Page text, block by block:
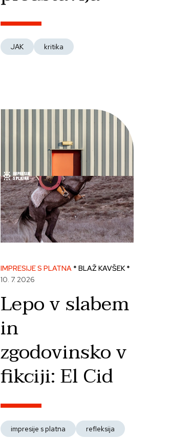
JAK kritika
IMPRESIJE S PLATNA * BLAŽ KAVŠEK *
10. 7. 2026
Lepo v slabem
in
zgodovinsko v
fikciji: El Cid
impresije s platna refleksija